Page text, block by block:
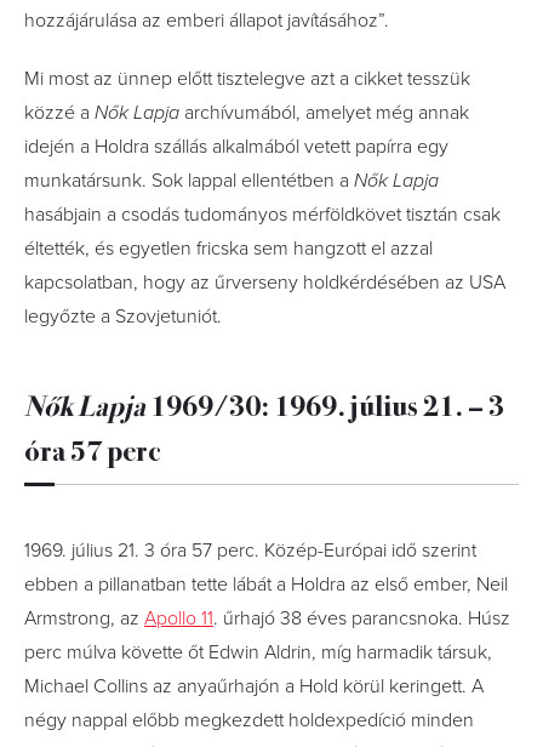
hozzájárulása az emberi állapot javításához”.
Mi most az ünnep előtt tisztelegve azt a cikket tesszük
közzé a Nők Lapja archívumából, amelyet még annak
idején a Holdra szállás alkalmából vetett papírra egy
munkatársunk. Sok lappal ellentétben a Nők Lapja
hasábjain a csodás tudományos mérföldkövet tisztán csak
éltették, és egyetlen fricska sem hangzott el azzal
kapcsolatban, hogy az űrverseny holdkérdésében az USA
legyőzte a Szovjetuniót.
Nők Lapja1969/30: 1969. július 21. – 3
óra 57 perc
1969. július 21. 3 óra 57 perc. Közép-Európai idő szerint
ebben a pillanatban tette lábát a Holdra az első ember, Neil
Armstrong, az Apollo 11. űrhajó 38 éves parancsnoka. Húsz
perc múlva követte őt Edwin Aldrin, míg harmadik társuk,
Michael Collins az anyaűrhajón a Hold körül keringett. A
négy nappal előbb megkezdett holdexpedíció minden